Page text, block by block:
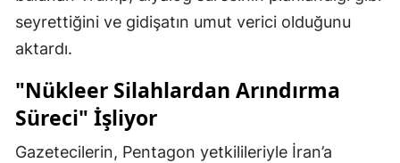
seyrettiğini ve gidişatın umut verici olduğunu
aktardı.
"Nükleer Silahlardan Arındırma
Süreci" İşliyor
Gazetecilerin, Pentagon yetkilileriyle İran’a